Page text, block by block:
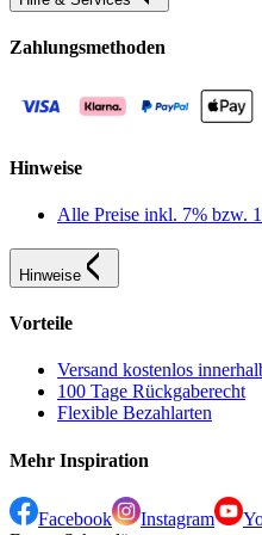
Zahlungsmethoden
Hinweise
Alle Preise inkl. 7% bzw.
Hinweise
Vorteile
Versand kostenlos
100 Tage Rückgaberecht
Flexible Bezahlarten
Mehr Inspiration
Facebook Instagram